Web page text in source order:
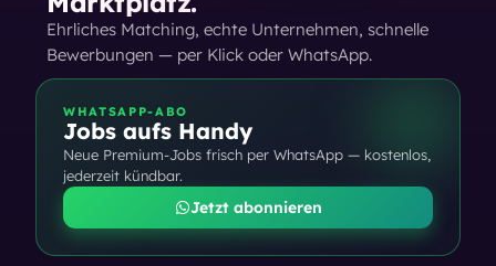
Ehrliches Matching, echte Unternehmen, schnelle
Bewerbungen — per Klick oder WhatsApp.
WHATSAPP-ABO
Jobs aufs Handy
Neue Premium-Jobs frisch per WhatsApp — kostenlos,
jederzeit kündbar.
Jetzt abonnieren